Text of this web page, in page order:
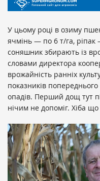
У цьому році в озиму
ячмінь — по 6 т/га, ріпак
соняшник збирають із
словами директора
врожайність ранніх
показників попереднього
опадів. Перший дощ тут
нічим не допоміг. Хіба